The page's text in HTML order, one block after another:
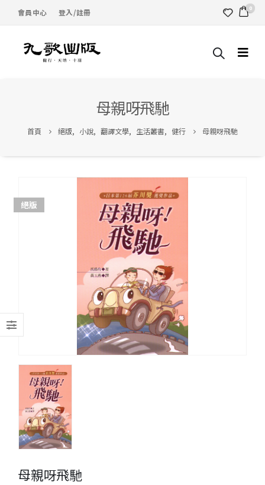
會員中心 登入/註冊 0
母親呀飛馳
首頁 絕版, 小說, 翻譯文學, 生活叢書, 健行 母親呀飛馳
絕版
母親呀飛馳